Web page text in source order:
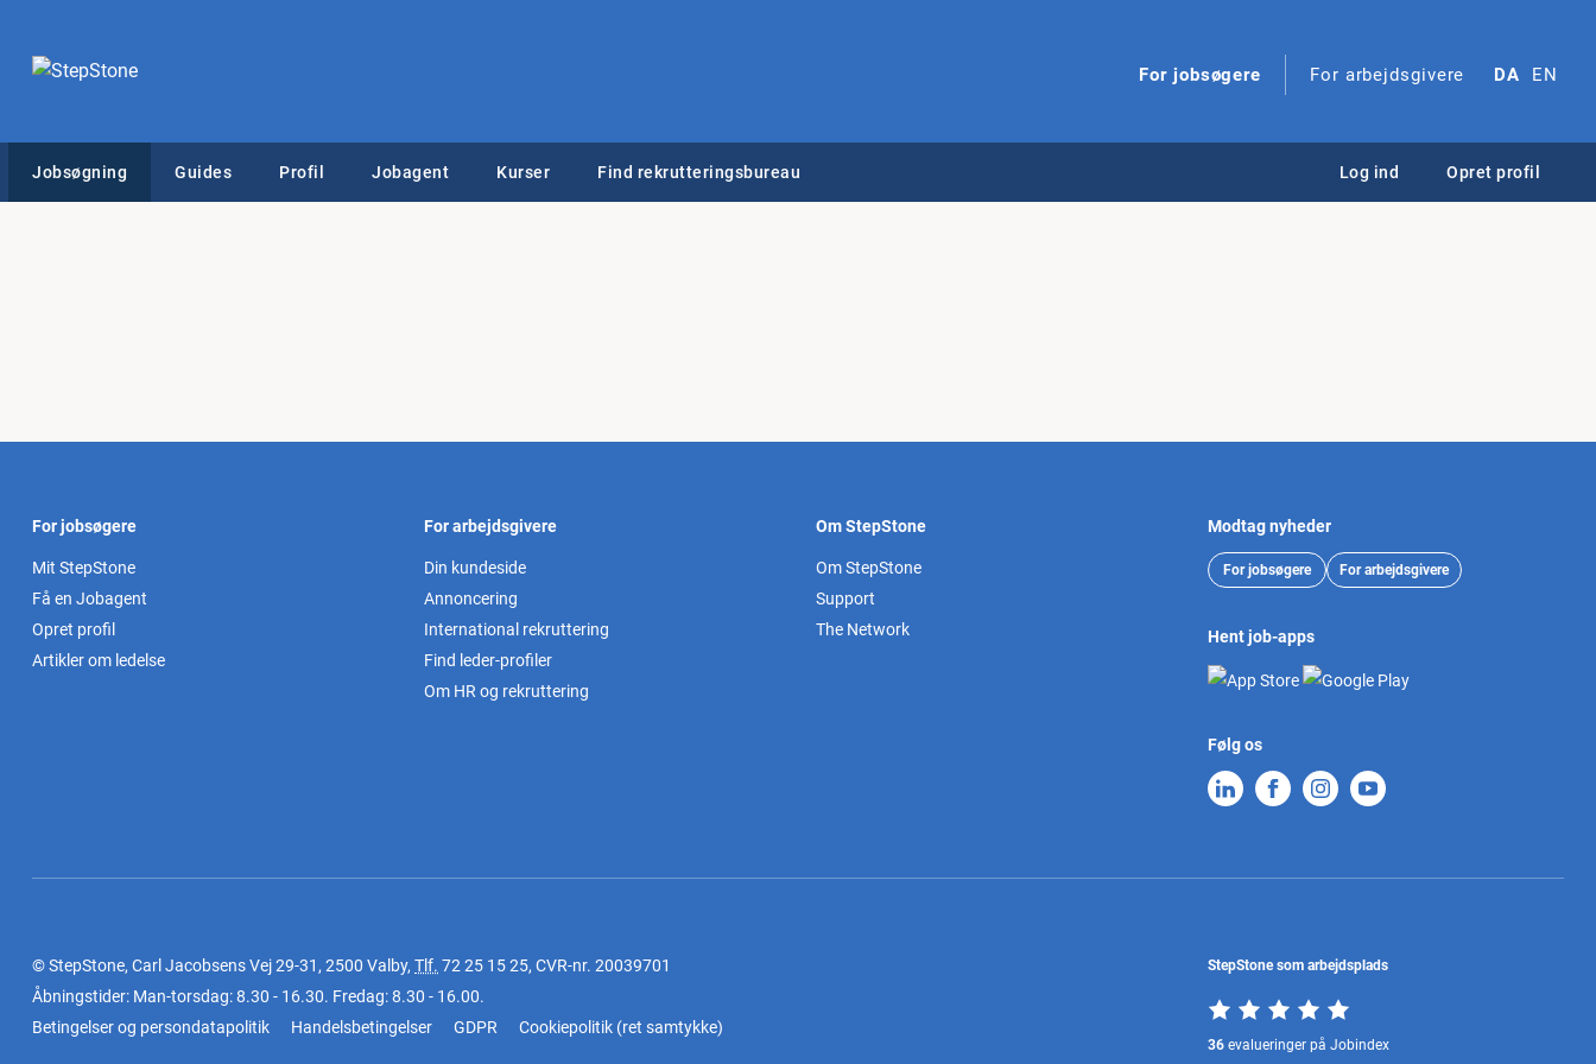
For jobsøgere For arbejdsgivere DA EN
Jobsøgning Guides Profil Jobagent Kurser Find rekrutteringsbureau Log ind Opret profil
For jobsøgere
Mit StepStone
Få en Jobagent
Opret profil
Artikler om ledelse
For arbejdsgivere
Din kundeside
Annoncering
International rekruttering
Find leder-profiler
Om HR og rekruttering
Om StepStone
Om StepStone
Support
The Network
Modtag nyheder
For jobsøgere For arbejdsgivere
Hent job-apps
Følg os
© StepStone, Carl Jacobsens Vej 29-31, 2500 Valby, Tlf. 72 25 15 25, CVR-nr. 20039701
Åbningstider: Man-torsdag: 8.30 - 16.30. Fredag: 8.30 - 16.00.
Betingelser og persondatapolitik
Handelsbetingelser GDPR Cookiepolitik (ret samtykke)
StepStone som arbejdsplads
36 evalueringer på Jobindex